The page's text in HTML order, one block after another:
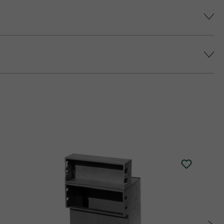
platina fedlap áll rendelkezésre (fedlap
impregnálását javasolja (ez felár
érjünk el, és elkerüljük a